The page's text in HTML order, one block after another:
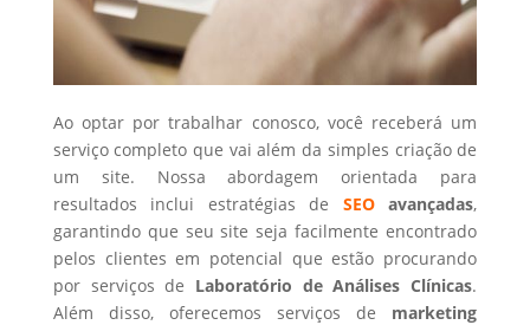
Ao optar por trabalhar conosco, você receberá um
serviço completo que vai além da simples criação de
um site. Nossa abordagem orientada para
resultados inclui estratégias de SEOavançadas,
garantindo que seu site seja facilmente encontrado
pelos clientes em potencial que estão procurando
por serviços de Laboratório de Análises Clínicas.
Além disso, oferecemos serviços de marketing